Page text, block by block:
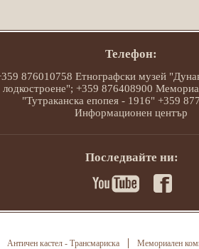
Телефон:
876010758 Етнографски музей
лодкостроене"; +359 876408900
"Тутраканска епопея - 1916" +359
Информационен център
Последвайте ни:
Античен кастел - Трансмариска Мемориален